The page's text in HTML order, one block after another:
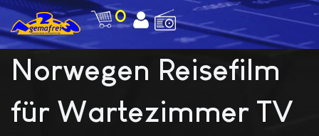
0
Norwegen Reisefilm
für Wartezimmer TV